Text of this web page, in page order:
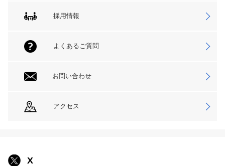
採用情報
よくあるご質問
お問い合わせ
アクセス
X